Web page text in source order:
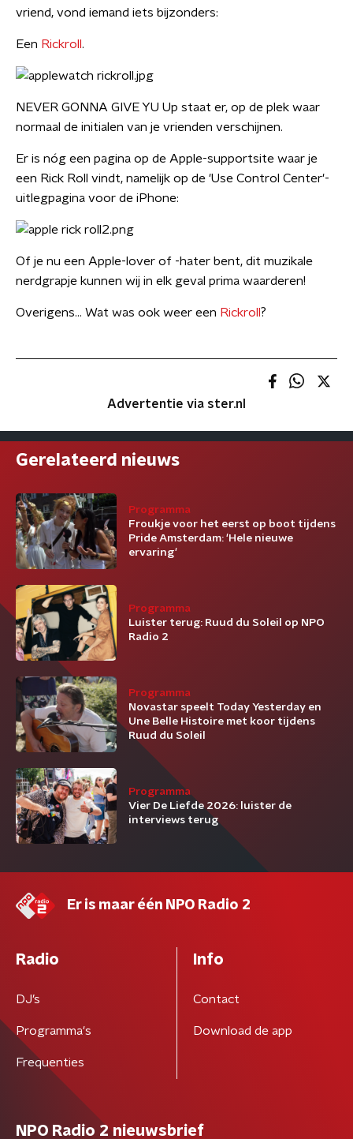
vriend, vond iemand iets bijzonders:
Een Rickroll .
NEVER GONNA GIVE YU Up staat er, op de plek waar
normaal de initialen van je vrienden verschijnen.
Er is nóg een pagina op de Apple-supportsite waar je
een Rick Roll vindt, namelijk op de 'Use Control Center'-
uitlegpagina voor de iPhone:
Of je nu een Apple-lover of -hater bent, dit muzikale
nerdgrapje kunnen wij in elk geval prima waarderen!
Overigens... Wat was ook weer een Rickroll ?
Advertentie via ster.nl
Gerelateerd nieuws
Programma
Froukje voor het eerst op boot tijdens
Pride Amsterdam: 'Hele nieuwe
ervaring'
Programma
Luister terug: Ruud du Soleil op NPO
Radio 2
Programma
Novastar speelt Today Yesterday en
Une Belle Histoire met koor tijdens
Ruud du Soleil
Programma
Vier De Liefde 2026: luister de
interviews terug
Er is maar één NPO Radio 2
Radio
DJ’s
Programma's
Frequenties
Info
Contact
Download de app
NPO Radio 2 nieuwsbrief